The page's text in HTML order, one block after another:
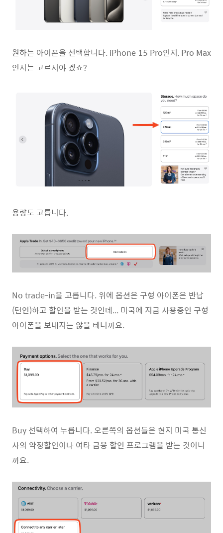
원하는 아이폰을 선택합니다. iPhone 15 Pro인지, Pro Max
인지는 고르셔야 겠죠?
용량도 고릅니다.
No trade-in을 고릅니다. 위에 옵션은 구형 아이폰은 반납
(턴인)하고 할인을 받는 것인데... 미국에 지금 사용중인 구형
아이폰을 보내지는 않을 테니까요.
Buy 선택하여 누릅니다. 오른쪽의 옵션들은 현지 미국 통신
사의 약정할인이나 여타 금융 할인 프로그램을 받는 것이니
까요.